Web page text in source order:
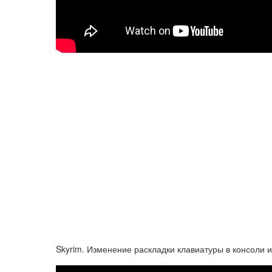
Skyrim. Изменение раскладки клавиатуры в консоли